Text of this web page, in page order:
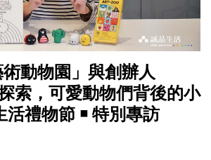
術動物園」與創辦人
索，可愛動物們背後的小
活禮物節 ￭ 特別專訪